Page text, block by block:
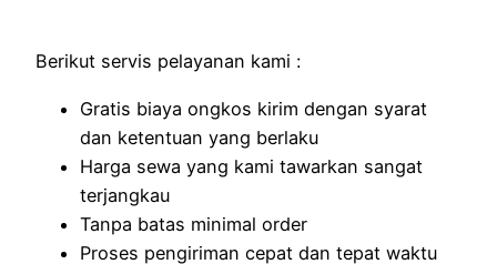
Berikut servis pelayanan kami :
Gratis biaya ongkos kirim dengan syarat
dan ketentuan yang berlaku
Harga sewa yang kami tawarkan sangat
terjangkau
Tanpa batas minimal order
Proses pengiriman cepat dan tepat waktu